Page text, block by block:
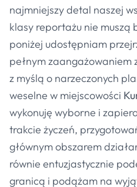
najmniejszy detal naszej
klasy reportażu nie
poniżej udostępniam
pełnym
z myślą o narzeczonych
weselne w miejscowości
wykonuję wyborne i
trakcie życzeń,
głównym obszarem
równie entuzjastycznie
granicą i podążam na